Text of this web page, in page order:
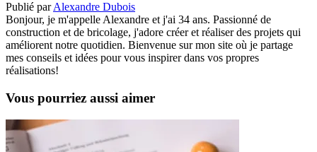
Publié par Alexandre Dubois
Bonjour, je m'appelle Alexandre et j'ai 34 ans. Passionné de
construction et de bricolage, j'adore créer et réaliser des projets qui
améliorent notre quotidien. Bienvenue sur mon site où je partage
mes conseils et idées pour vous inspirer dans vos propres
réalisations!
Vous pourriez aussi aimer